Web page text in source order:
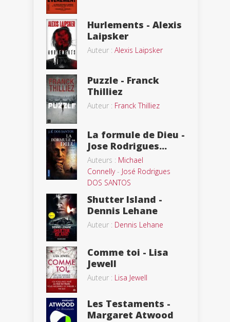
Hurlements - Alexis
Laipsker
Auteur : Alexis Laipsker
Puzzle - Franck
Thilliez
Auteur : Franck Thilliez
La formule de Dieu -
Jose Rodrigues...
Auteurs : Michael
Connelly- José Rodrigues
DOS SANTOS
Shutter Island -
Dennis Lehane
Auteur : Dennis Lehane
Comme toi - Lisa
Jewell
Auteur : Lisa Jewell
Les Testaments -
Margaret Atwood